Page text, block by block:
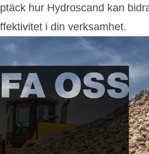
hur Hydroscand kan
i din verksamhet.